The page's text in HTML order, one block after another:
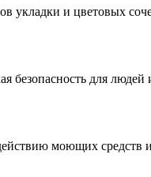
укладки и цветовых
безопасность для
моющих средств